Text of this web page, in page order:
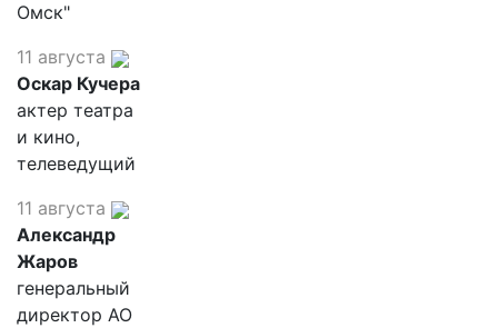
Омск"
11 августа
Оскар Кучера
актер театра
и кино,
телеведущий
11 августа
Александр
Жаров
генеральный
директор АО